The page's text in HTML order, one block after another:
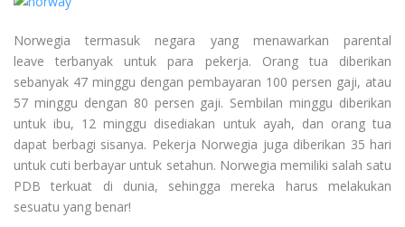
Norwegia termasuk negara yang menawarkan parental
leave terbanyak untuk para pekerja. Orang tua diberikan
sebanyak 47 minggu dengan pembayaran 100 persen gaji, atau
57 minggu dengan 80 persen gaji. Sembilan minggu diberikan
untuk ibu, 12 minggu disediakan untuk ayah, dan orang tua
dapat berbagi sisanya. Pekerja Norwegia juga diberikan 35 hari
untuk cuti berbayar untuk setahun. Norwegia memiliki salah satu
PDB terkuat di dunia, sehingga mereka harus melakukan
sesuatu yang benar!